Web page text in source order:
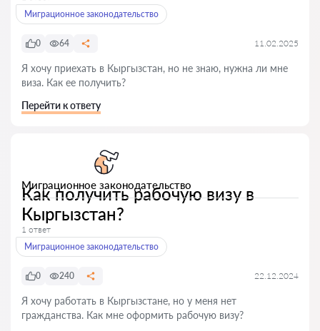
Миграционное законодательство
0 64 11.02.2025
Я хочу приехать в Кыргызстан, но не знаю, нужна ли мне
виза. Как ее получить?
Перейти к ответу
Миграционное законодательство
Как получить рабочую визу в
Кыргызстан?
1 ответ
Миграционное законодательство
0 240 22.12.2024
Я хочу работать в Кыргызстане, но у меня нет
гражданства. Как мне оформить рабочую визу?